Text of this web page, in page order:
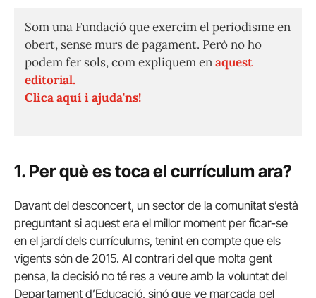
Som una Fundació que exercim el periodisme en
obert, sense murs de pagament. Però no ho
podem fer sols, com expliquem enaquest
editorial.
Clica aquí i ajuda'ns!
1. Per què es toca el currículum ara?
Davant del desconcert, un sector de la comunitat s’està
preguntant si aquest era el millor moment per ficar-se
en el jardí dels currículums, tenint en compte que els
vigents són de 2015. Al contrari del que molta gent
pensa, la decisió no té res a veure amb la voluntat del
Departament d’Educació, sinó que ve marcada pel